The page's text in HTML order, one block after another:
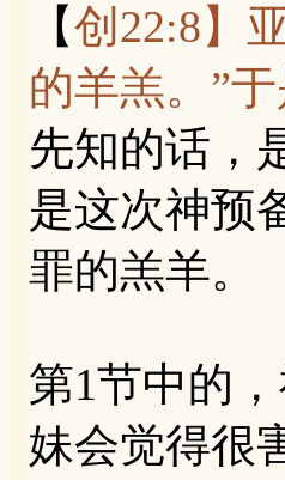
【创22:8】
的羊羔。”
先知的话，
是这次神预
罪的羔羊。
第1节中的
妹会觉得很